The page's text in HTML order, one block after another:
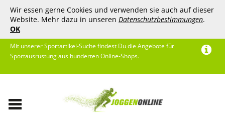
Wir essen gerne Cookies und verwenden sie auch auf dieser
Website. Mehr dazu in unseren Datenschutzbestimmungen.
OK
Mit unserer Sportartikel-Suche findest Du die Angebote für
Sportausrüstung aus hunderten Online-Shops.